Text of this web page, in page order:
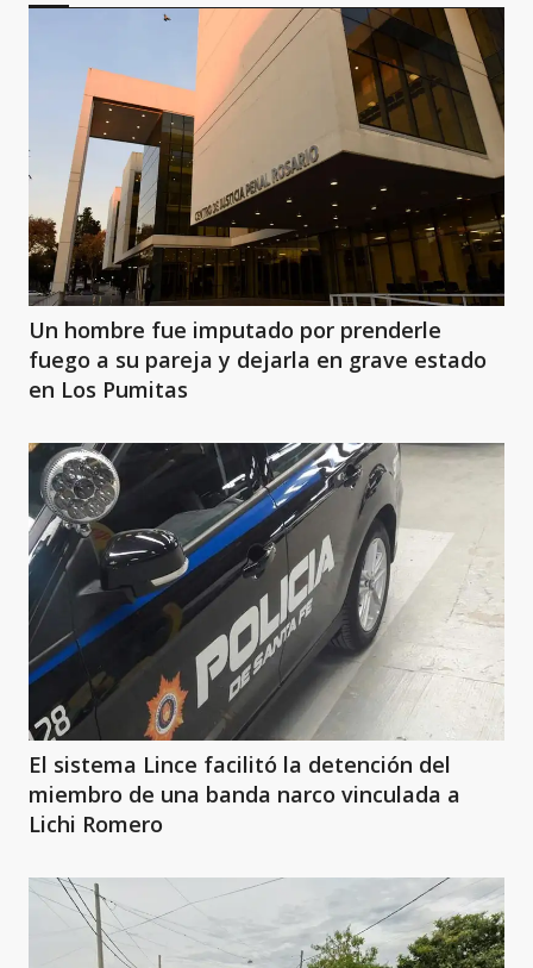
Un hombre fue imputado por prenderle
fuego a su pareja y dejarla en grave estado
en Los Pumitas
El sistema Lince facilitó la detención del
miembro de una banda narco vinculada a
Lichi Romero